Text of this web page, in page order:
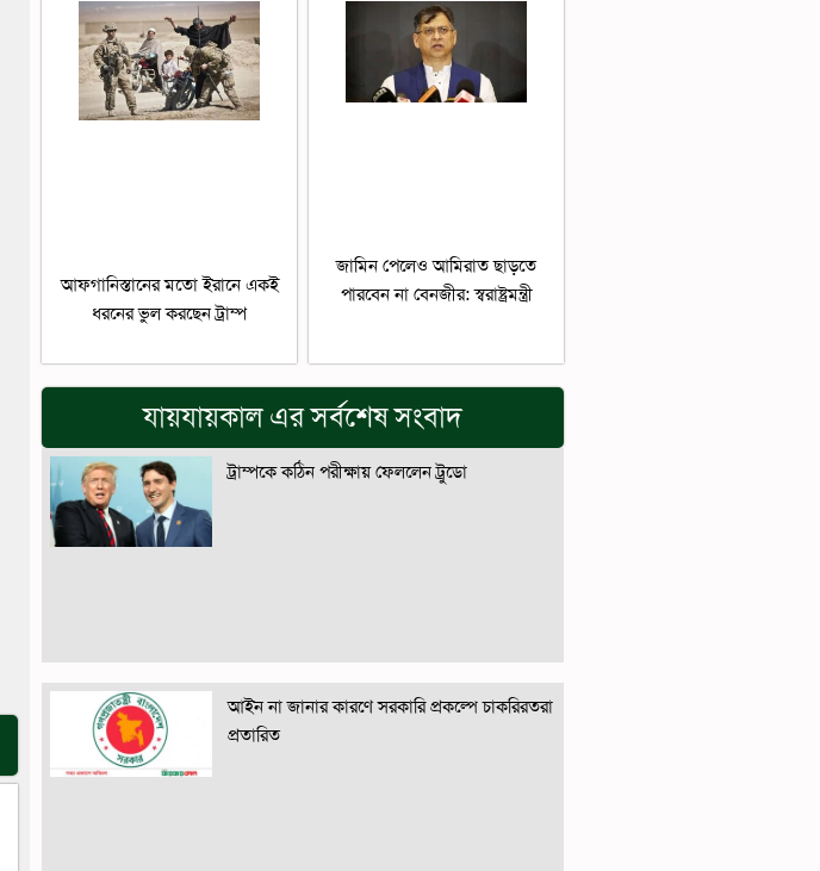
আফগানিস্তানের মতো ইরানে একই
ধরনের ভুল করছেন ট্রাম্প
জামিন পেলেও আমিরাত ছাড়তে
পারবেন না বেনজীর: স্বরাষ্ট্রমন্ত্রী
যায়যায়কাল এর সর্বশেষ সংবাদ
ট্রাম্পকে কঠিন পরীক্ষায় ফেললেন ট্রুডো
আইন না জানার কারণে সরকারি প্রকল্পে চাকরিরতরা
প্রতারিত